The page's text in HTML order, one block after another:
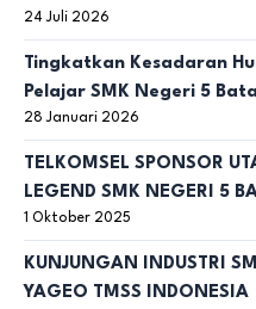
24 Juli 2026
Tingkatkan Kesadaran
Pelajar SMK Negeri 5
28 Januari 2026
TELKOMSEL SPONSOR
LEGEND SMK NEGERI 5
1 Oktober 2025
KUNJUNGAN INDUSTRI
YAGEO TMSS INDONESIA